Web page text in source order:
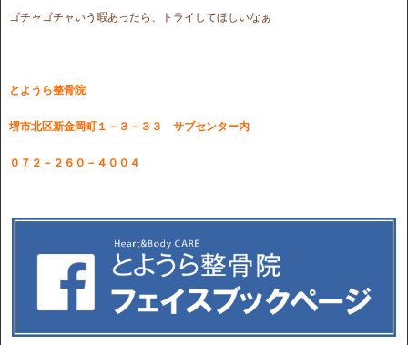
ゴチャゴチャいう暇あったら、トライしてほしいなぁ
とようら整骨院
堺市北区新金岡町１－３－３３ サブセンター内
０７２－２６０－４００４